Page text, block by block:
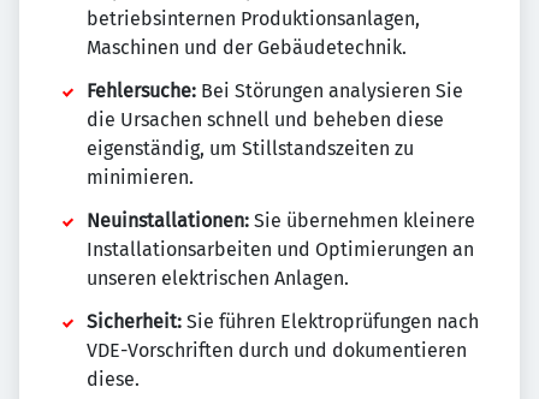
betriebsinternen Produktionsanlagen,
Maschinen und der Gebäudetechnik.
Fehlersuche: Bei Störungen analysieren Sie
die Ursachen schnell und beheben diese
eigenständig, um Stillstandszeiten zu
minimieren.
Neuinstallationen: Sie übernehmen kleinere
Installationsarbeiten und Optimierungen an
unseren elektrischen Anlagen.
Sicherheit: Sie führen Elektroprüfungen nach
VDE-Vorschriften durch und dokumentieren
diese.